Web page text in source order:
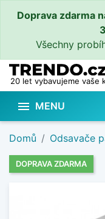
Doprava zdarma
Všechny
20 let vybavujeme vaše
 MENU
Domů Odsavače
DOPRAVA ZDARMA